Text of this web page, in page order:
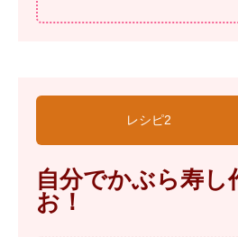
レシピ2
自分でかぶら寿し
お！